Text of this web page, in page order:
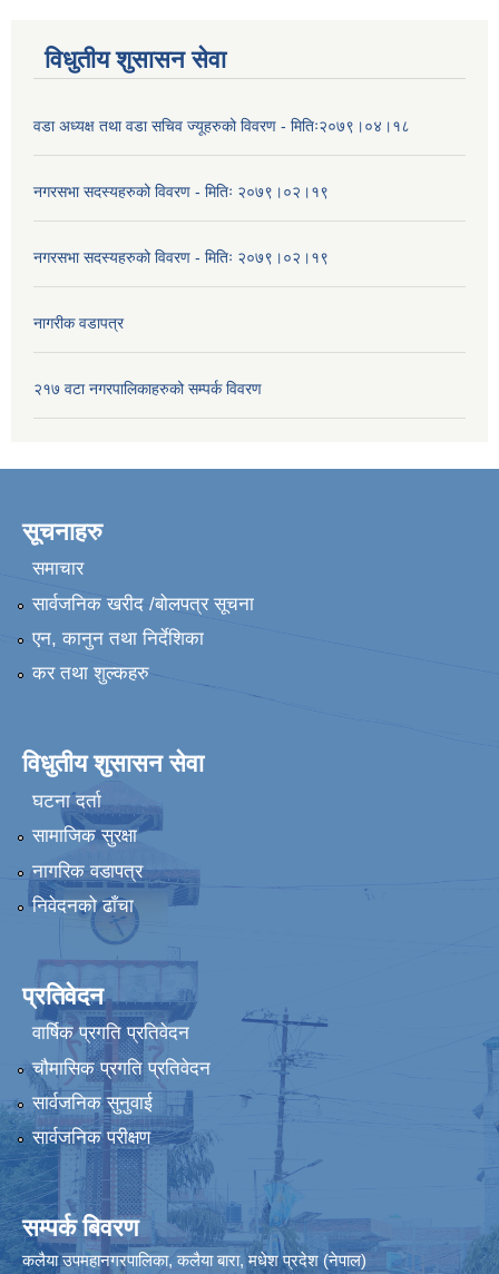
विधुतीय शुसासन सेवा
वडा अध्यक्ष तथा वडा सचिव ज्यूहरुको विवरण - मितिः२०७९।०४।१८
नगरसभा सदस्यहरुको विवरण - मितिः २०७९।०२।१९
नगरसभा सदस्यहरुको विवरण - मितिः २०७९।०२।१९
नागरीक वडापत्र
२१७ वटा नगरपालिकाहरुको सम्पर्क विवरण
सूचनाहरु
समाचार
सार्वजनिक खरीद /बोलपत्र सूचना
एन, कानुन तथा निर्देशिका
कर तथा शुल्कहरु
विधुतीय शुसासन सेवा
घटना दर्ता
सामाजिक सुरक्षा
नागरिक वडापत्र
निवेदनको ढाँचा
प्रतिवेदन
वार्षिक प्रगति प्रतिवेदन
चौमासिक प्रगति प्रतिवेदन
सार्वजनिक सुनुवाई
सार्वजनिक परीक्षण
सम्पर्क बिवरण
कलैया उपमहानगरपालिका, कलैया बारा, मधेश प्रदेश (नेपाल)